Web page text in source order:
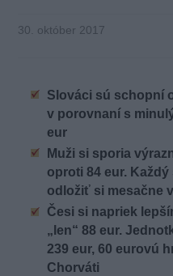
30. október 2017
Slováci sú schopní
v porovnaní s
eur
Muži si sporia
oproti 84 eur.
odložiť si mesačne
Česi si napriek
„len“ 88 eur.
239 eur, 60 eurovú
Chorváti